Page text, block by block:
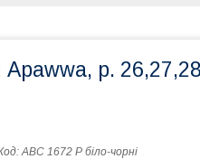
Apawwa, р.
АВС 1672 Р біло-чорні